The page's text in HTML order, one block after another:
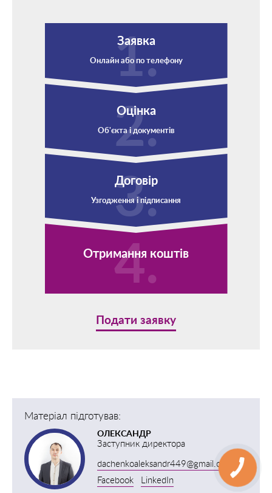
Заявка
Онлайн або по телефону
Оцінка
Об'єкта і документів
Договір
Узгодження і підписання
Отримання коштів
Подати заявку
Матеріал підготував:
ОЛЕКСАНДР
Заступник директора
dachenkoaleksandr449@gmail.com
Facebook
LinkedIn